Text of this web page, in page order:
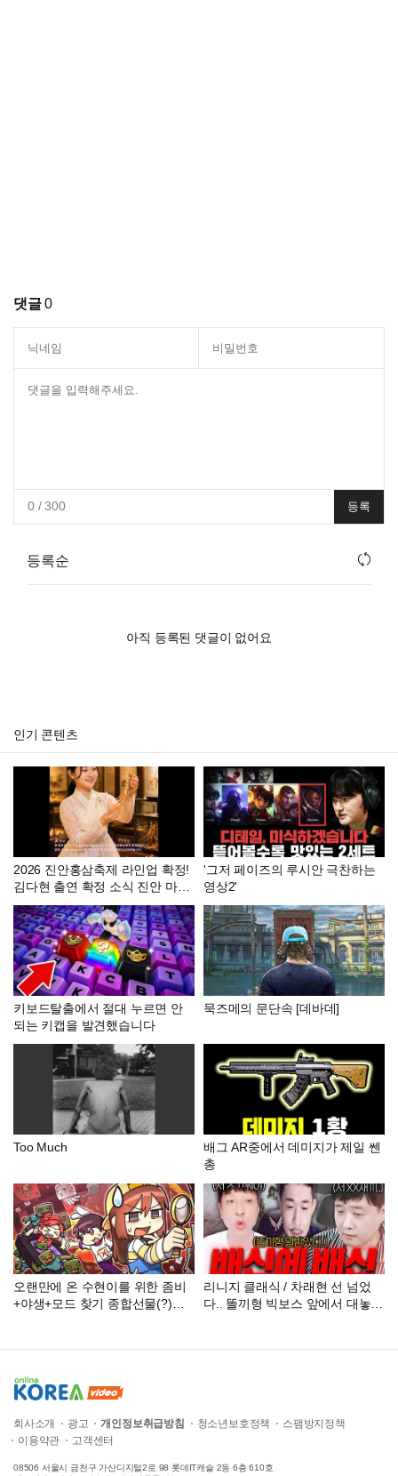
댓글0
0/ 300 등록
등록순
아직 등록된 댓글이 없어요
인기 콘텐츠
2026 진안홍삼축제 라인업 확정!
김다현 출연 확정 소식 진안 마이
산에서 피어난 꽃길, 김다현과 함
께 가요
'그저 페이즈의 루시안 극찬하는
영상2'
키보드탈출에서 절대 누르면 안
되는 키캡을 발견했습니다
묵즈메의 문단속 [데바데]
Too Much
배그 AR중에서 데미지가 제일 쎈
총
오랜만에 온 수현이를 위한 좀비
+야생+모드 찾기 종합선물(?)세
리니지 클래식 / 차래현 선 넘었
다.. 똘끼형 빅보스 앞에서 대놓고
회사소개 광고 개인정보취급방침 청소년보호정책
스팸방지정책
이용약관
고객센터
08506 서울시 금천구 가산디지털2로 98 롯데IT캐슬 2동 6층 610호